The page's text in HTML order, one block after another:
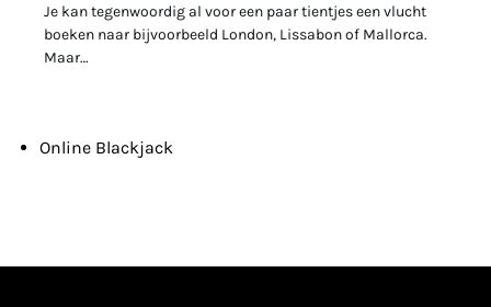
Je kan tegenwoordig al voor een paar tientjes een vlucht
boeken naar bijvoorbeeld London, Lissabon of Mallorca.
Maar…
Online Blackjack